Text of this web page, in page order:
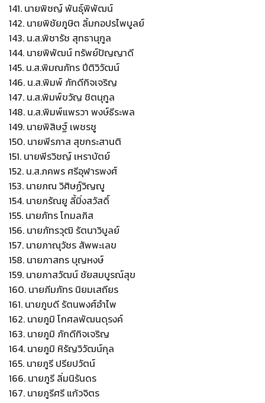
141. นายพิชญ์ พันธุ์พิพัฒน์
142. นายพิชัยภูษิต ลิ้มกอปรไพบูลย์
143. น.ส.พิชารัช สุทธานุกูล
144. นายพิพัฒน์ ทรัพย์ปัญญาดี
145. น.ส.พิมณภัทร ปีติวิวัฒน์
146. น.ส.พิมพ์ ภักดีกิจเจริญ
147. น.ส.พิมพ์ขวัญ ชิตนุกูล
148. น.ส.พิมพ์แพรวา พงษ์ธีระพล
149. นายพิสิษฐ์ เพชรชู
150. นายพีรภาส สุขกระสานติ
151. นายพีรวิชญ์ เหราบัตย์
152. น.ส.ภคพร ศรีอุฬารพงศ์
153. นายภณ วิศิษฏ์วิญญู
154. นายภรัณยู ลี้มิ่งสวัสดิ์
155. นายภัทร โกมลภิส
156. นายภัทรวุฒิ รัตนาวิบูลย์
157. นายภาณุวัชร สัพพะเลข
158. นายภาสกร บุญหงษ์
159. นายภาสวัฒน์ ชัยสมบูรณ์สุข
160. นายภีมภัทร นิยมเสถียร
161. นายภูบดี รัตนพงศ์อำไพ
162. นายภูมิ โกศลพัฒนดุรงค์
163. นายภูมิ ภักดีกิจเจริญ
164. นายภูมิ หิรัญวิวัฒน์กุล
165. นายภูรี ปรียปวัตน์
166. นายภูรี ลิ่มนิรันดร
167. นายภูรีศรี แก้วจิตร